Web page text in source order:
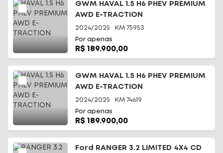
GWM HAVAL 1.5 H6 PHEV PREMIUM
AWD E-TRACTION
2024/2025 KM 75953
Por apenas
R$ 189.900,00
GWM HAVAL 1.5 H6 PHEV PREMIUM
AWD E-TRACTION
2024/2025 KM 74619
Por apenas
R$ 189.900,00
Ford RANGER 3.2 LIMITED 4X4 CD